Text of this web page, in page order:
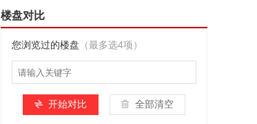
楼盘对比
您浏览过的楼盘 （最多选4项）
开始对比 全部清空